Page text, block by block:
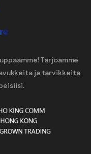
Tarjoamme
ja tarvikkeita